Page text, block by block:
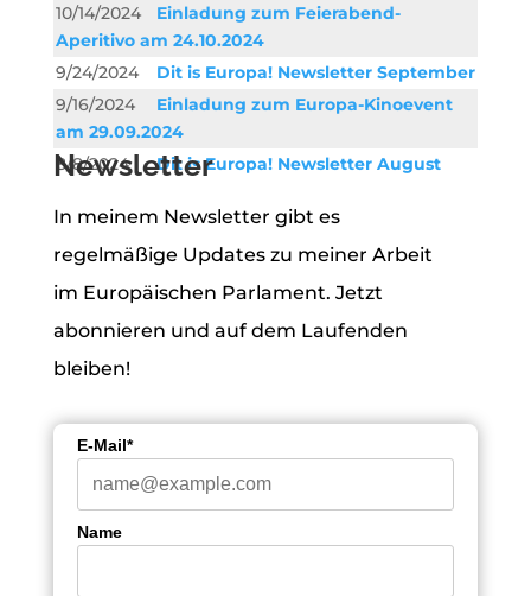
10/14/2024
Einladung zum Feierabend-
Aperitivo am 24.10.2024
9/24/2024
Dit is Europa! Newsletter September
9/16/2024
Einladung zum Europa-Kinoevent
am 29.09.2024
8/8/2024
Dit is Europa! Newsletter August
Newsletter
In meinem Newsletter gibt es
regelmäßige Updates zu meiner Arbeit
im Europäischen Parlament. Jetzt
abonnieren und auf dem Laufenden
bleiben!
E-Mail*
Name